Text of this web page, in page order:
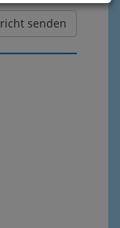
senden